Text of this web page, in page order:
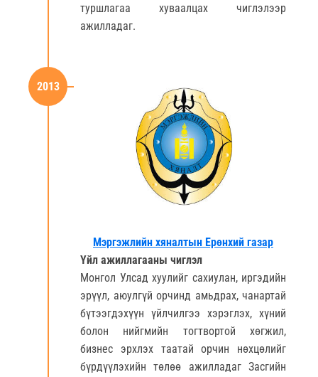
туршлагаа хуваалцах чиглэлээр
ажилладаг.
2013
Мэргэжлийн хяналтын Ерөнхий газар
Үйл ажиллагааны чиглэл
Монгол Улсад хуулийг сахиулан, иргэдийн
эрүүл, аюулгүй орчинд амьдрах, чанартай
бүтээгдэхүүн үйлчилгээ хэрэглэх, хүний
болон нийгмийн тогтвортой хөгжил,
бизнес эрхлэх таатай орчин нөхцөлийг
бүрдүүлэхийн төлөө ажилладаг Засгийн